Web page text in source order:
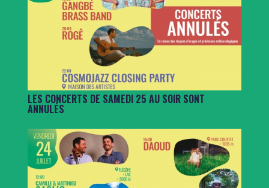
LES CONCERTS DE SAMEDI 25 AU SOIR SONT
ANNULÉS